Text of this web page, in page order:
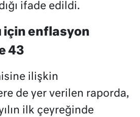
ifade edildi.
için enflasyon
43
ilişkin
de yer verilen raporda,
ilk çeyreğinde